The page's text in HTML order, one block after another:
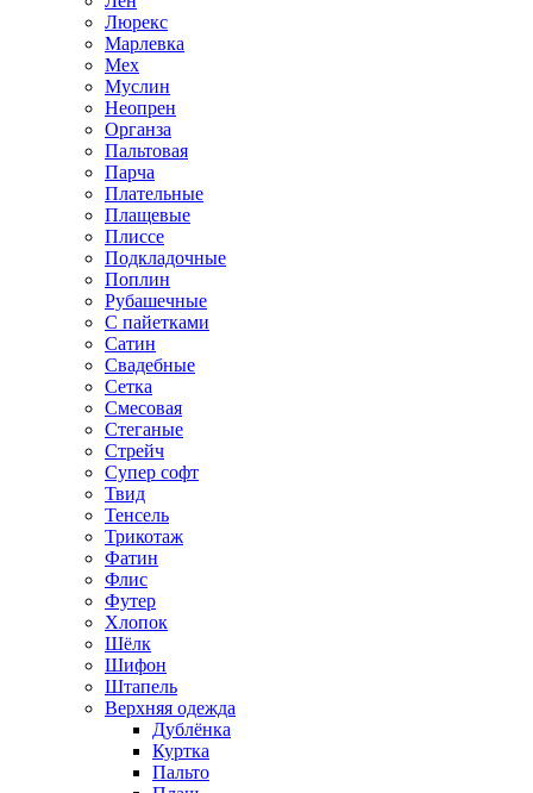
Люрекс
Марлевка
Мех
Муслин
Неопрен
Органза
Пальтовая
Парча
Плательные
Плащевые
Плиссе
Подкладочные
Поплин
Рубашечные
С пайетками
Сатин
Свадебные
Сетка
Смесовая
Стеганые
Стрейч
Супер софт
Твид
Тенсель
Трикотаж
Фатин
Флис
Футер
Хлопок
Шёлк
Шифон
Штапель
Верхняя одежда
Дублёнка
Куртка
Пальто